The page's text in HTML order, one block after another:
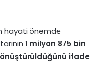
hayati önemde
1 milyon 875 bin
ifade